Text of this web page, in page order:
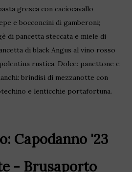
gresca con caciocavallo
e bocconcini di gamberoni;
di pancetta steccata e miele di
di black Angus al vino rosso
rustica. Dolce: panettone e
brindisi di mezzanotte con
e lenticchie portafortuna.
Capodanno '23
- Brusaporto